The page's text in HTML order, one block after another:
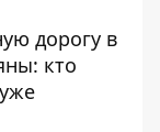
дорогу в
кто